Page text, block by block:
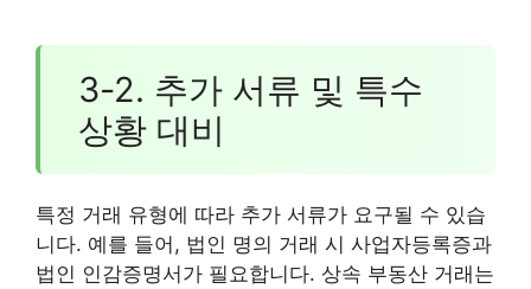
3-2. 추가 서류 및 특수
상황 대비
특정 거래 유형에 따라 추가 서류가 요구될 수 있습
니다. 예를 들어, 법인 명의 거래 시 사업자등록증과
법인 인감증명서가 필요합니다. 상속 부동산 거래는